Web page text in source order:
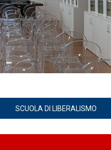
SCUOLA DI LIBERALISMO